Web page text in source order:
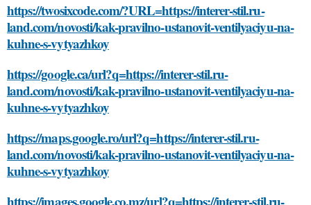
https://twosixcode.com/?URL=https://interer-stil.ru-
land.com/novosti/kak-pravilno-ustanovit-ventilyaciyu-na-
kuhne-s-vytyazhkoy
https://google.ca/url?q=https://interer-stil.ru-
land.com/novosti/kak-pravilno-ustanovit-ventilyaciyu-na-
kuhne-s-vytyazhkoy
https://maps.google.ro/url?q=https://interer-stil.ru-
land.com/novosti/kak-pravilno-ustanovit-ventilyaciyu-na-
kuhne-s-vytyazhkoy
https://images.google.co.mz/url?q=https://interer-stil.ru-